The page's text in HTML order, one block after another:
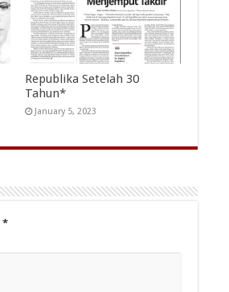
Republika Setelah 30
Tahun*
January 5, 2023
*